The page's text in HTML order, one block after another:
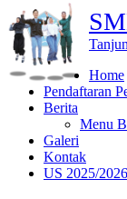
Home
Pendaftaran
Berita
Menu
Galeri
Kontak
US 2025/2026